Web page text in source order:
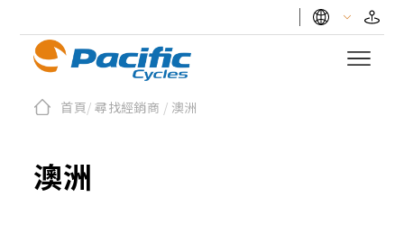
首頁/ 尋找經銷商 / 澳洲
澳洲